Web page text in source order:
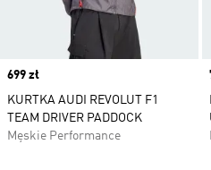
Price
699 zł
KURTKA AUDI REVOLUT F1
TEAM DRIVER PADDOCK
Męskie Performance